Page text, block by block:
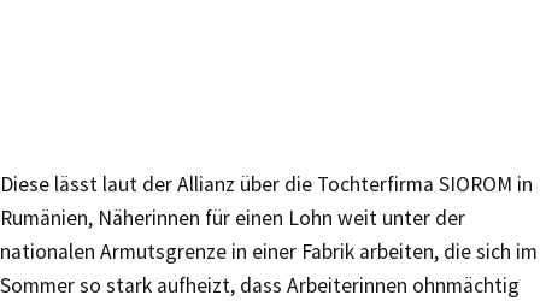
Diese lässt laut der Allianz über die Tochterfirma SIOROM in
Rumänien, Näherinnen für einen Lohn weit unter der
nationalen Armutsgrenze in einer Fabrik arbeiten, die sich im
Sommer so stark aufheizt, dass Arbeiterinnen ohnmächtig